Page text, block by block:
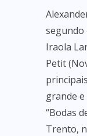
segundo
Iraola
Petit
grande
“Bodas
Trento,